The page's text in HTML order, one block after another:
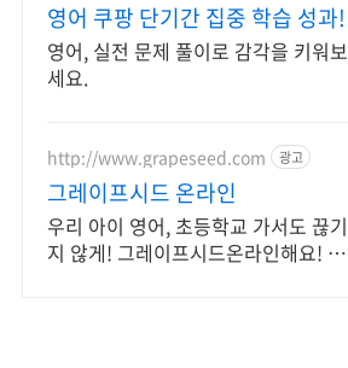
영어 쿠팡 단기간 집중 학습 성과!
영어, 실전 문제 풀이로 감각을 키워보
세요.
http://www.grapeseed.com 광고
그레이프시드 온라인
우리 아이 영어, 초등학교 가서도 끊기
지 않게! 그레이프시드온라인해요! 집